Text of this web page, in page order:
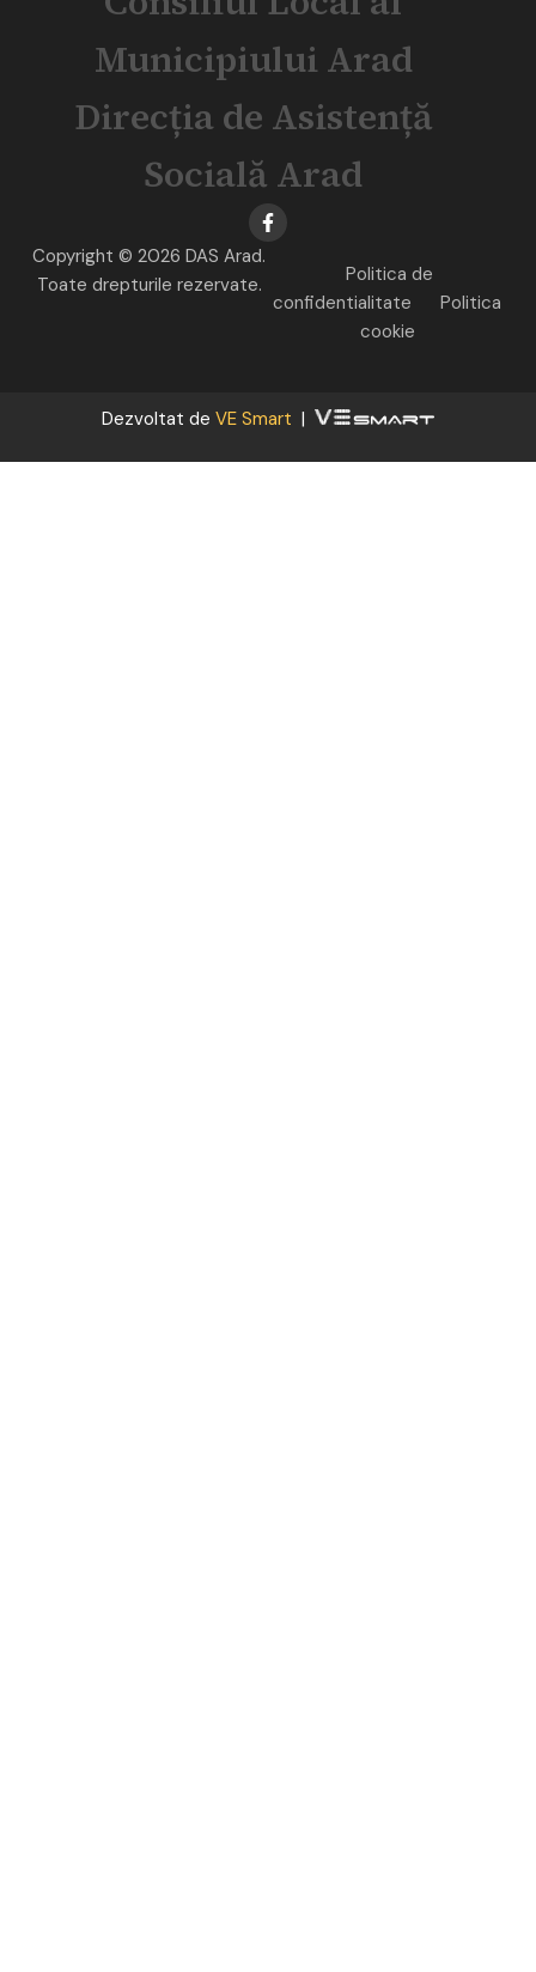
Municipiului Arad
Direcția de Asistență
Socială Arad
Copyright © 2026 DAS Arad.
Toate drepturile rezervate.
Politica de
confidentialitate
Politica
cookie
Dezvoltat de VE Smart |